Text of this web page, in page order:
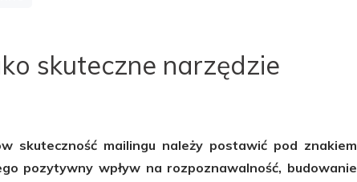
skuteczne narzędzie
skuteczność mailingu należy postawić pod znakiem
pozytywny wpływ na rozpoznawalność, budowanie